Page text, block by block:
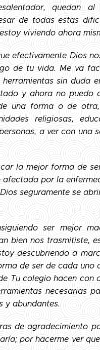
quedan
de todas estas
viviendo ahora
efectivamente Dios
de tu vida. Me va
sin duda
y ahora no
una forma o de
religiosas,
a ver con
la mejor forma de
por la
seguramente se
ser mejor
bien nos trasmitiste,
descubriendo a
de ser de cada uno
Tu colegio hacen con
necesarias
y abundantes.
de agradecimiento
por hacerme ver